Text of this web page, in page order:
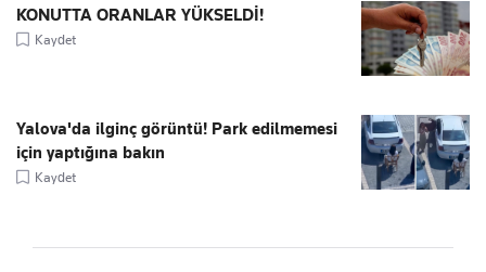
KONUTTA ORANLAR YÜKSELDİ!
Kaydet
Yalova'da ilginç görüntü! Park edilmemesi
için yaptığına bakın
Kaydet